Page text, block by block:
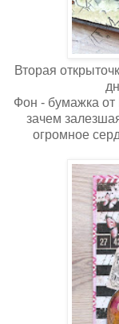
Вторая
Фон - бумажка
зачем
огромное